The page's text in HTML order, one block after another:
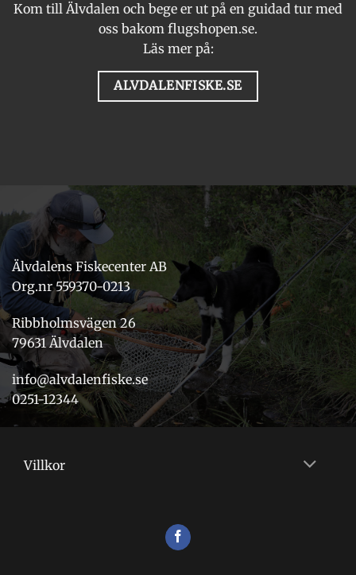
Kom till Älvdalen och bege er ut på en guidad tur med
oss bakom flugshopen.se.
Läs mer på:
ALVDALENFISKE.SE
Älvdalens Fiskecenter AB
Org.nr 559370-0213
Ribbholmsvägen 26
79631 Älvdalen
info@alvdalenfiske.se
0251-12344
Villkor